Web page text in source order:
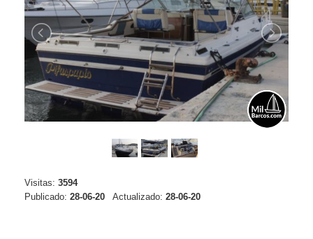
Visitas: 3594
Publicado: 28-06-20 Actualizado: 28-06-20